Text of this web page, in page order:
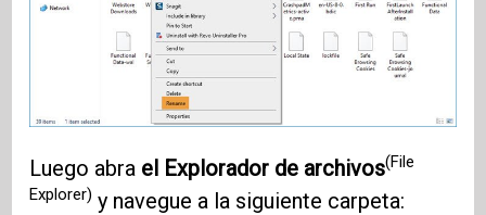
Luego abra el Explorador de archivos(File
Explorer) y navegue a la siguiente carpeta: